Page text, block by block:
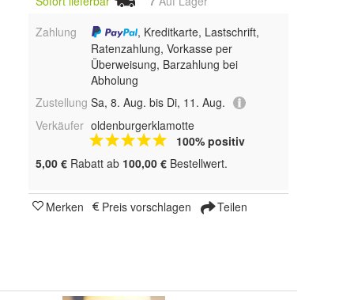
Zahlung
, Kreditkarte, Lastschrift,
Ratenzahlung, Vorkasse per
Überweisung, Barzahlung bei
Abholung
Zustellung Sa, 8. Aug. bis Di, 11. Aug.
Verkäufer oldenburgerklamotte
100% positiv
5,00 € Rabatt ab 100,00 € Bestellwert.
Merken Preis vorschlagen Teilen